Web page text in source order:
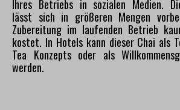
Ihres Betriebs in sozialen Medien.
lässt sich in größeren Mengen
Zubereitung im laufenden Betrieb
kostet. In Hotels kann dieser Chai als
Tea Konzepts oder als
werden.